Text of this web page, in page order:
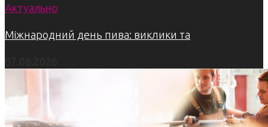
Актуально
Міжнародний день пива: виклики та